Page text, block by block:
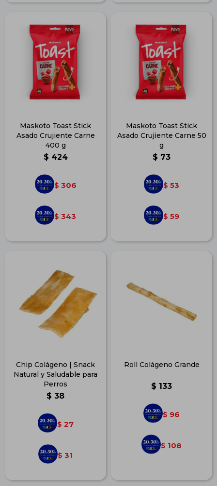
Maskoto Toast Stick
Asado Crujiente Carne
400 g
$ 424
$ 306
$ 343
Maskoto Toast Stick
Asado Crujiente Carne 50
g
$ 73
$ 53
$ 59
Chip Colágeno | Snack
Natural y Saludable para
Perros
$ 38
$ 27
$ 31
Roll Colágeno Grande
$ 133
$ 96
$ 108